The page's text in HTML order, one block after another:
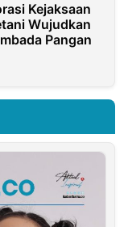
Kejaksaan
Wujudkan
Pangan